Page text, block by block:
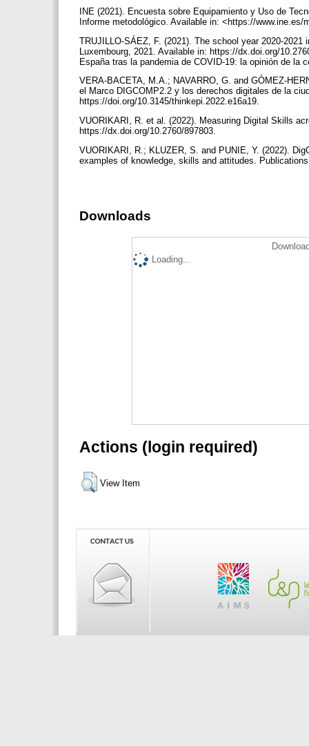
INE (2021). Encuesta sobre Equipamiento y Uso de
Informe metodológico. Available in: <https://
TRUJILLO-SÁEZ, F. (2021). The school year 2020-
Luxembourg, 2021. Available in: https://dx.doi.org/
España tras la pandemia de COVID-19: la opinión de la
VERA-BACETA, M.A.; NAVARRO, G. and GÓMEZ-
el Marco DIGCOMP2.2 y los derechos digitales de la
https://doi.org/10.3145/thinkepi.2022.e16a19.
VUORIKARI, R. et al. (2022). Measuring Digital Skills
https://dx.doi.org/10.2760/897803.
VUORIKARI, R.; KLUZER, S. and PUNIE, Y. (2022).
examples of knowledge, skills and attitudes.
Downloads
Loading...
Actions (login required)
View Item